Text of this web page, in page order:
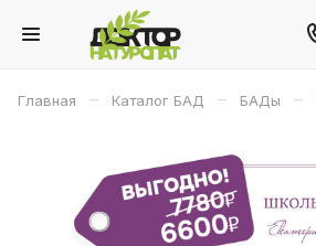
Главная – Каталог БАД – БАДы –